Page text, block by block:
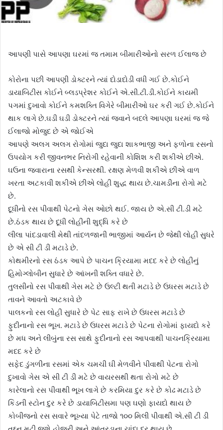
આપણી પાસે આપણા ઘરમાં જ તમામ બીમારીઓનો સરળ ઈલાજ છે
કોરોના પછી આપણી ડોક્ટરને ત્યાં દોડાદોડી વધી ગઈ છે.કોઈને
ડાયાબિટીસ કોઈને બ્લડપ્રેશર કોઈને એ.સી.ટી.ડી.કોઈને કાયમી
પગમાં દુખાવો કોઈને કમશક્તિ વિગેરે બીમારીઓ ઘર કરી ગઈ છે.કોઈને
થાક લાગે છે.ઘડી ઘડી ડોક્ટરને ત્યાં જવાને બદલે આપણા ઘરમાં જ જે
ઈલાજો મોજુદ છે એ જોઈએ
આપણે અલગ અલગ રોગોમાં જુદા જુદા શાકભાજી અને ફળોના રસનો
ઉપયોગ કરી જીવનભર નિરોગી રહેવાની કોશિશ કરી શકીએ છીએ.
ઘઉના જવારાના રસથી કેન્સરથી. રક્ષણ મેળવી શકીએ છીએ વાળ
ખરતા અટકાવી શકીએ છીએ લોહી શુદ્ધ થાય છે.ચામડીના રોગો મટે
છે.
દૂધીનો રસ પીવાથી પેટનો ગેસ ઓછો થઈ. જાય છે એ.સી ટી.ડી મટે
છે.ઠંડક થાય છે દૂધી લોહીની શુદ્ધિ કરે છે
લીલા પાંદડાવાલી મેથી તાંદળજાની ભાજીમાં આર્યન છે જેથી લોહી સુધરે
છે એ સી ટી ડી મટાડે છે.
કોથમીરનો રસ ઠંડક આપે છે પાચન ક્રિયામા મદદ કરે છે લોહીનું
હિમોગ્લોબીન સુધારે છે આંખની શક્તિ વધારે છે.
તુલસીનો રસ પીવાથી ગેસ મટે છે ઉલ્ટી થતી મટાડે છે ઉધરસ મટાડે છે
તાવને આવતો અટકાવે છે
પાલકનો રસ લોહી સુધારે છે પેટ સાફ રાખે છે ઉધરસ મટાડે છે
ફુદીનાનો રસ ભૂખ. મટાડે છે ઉધરસ મટાડે છે પેટના રોગોમાં ફાયદો કરે
છે મધ અને લીબુંના રસ સાથે ફુદીનાનો રસ આપવાથી પાચનક્રિયામા
મદદ કરે છે
સફેદ ડુંગળીના રસમાં એક ચમચી ઘી મેળવીને પીવાથી પેટના રોગો
દુખાવો ગેસ એ સી ટી ડી મટે છે વાયરસથી થતા રોગો મટે છે
કારેલાનો રસ પીવાથી ભૂખ લાગે છે કરમિયા દુર કરે છે કોઢ મટાડે છે
કિડની સ્ટોન દુર કરે છે ડાયાબિટીસમા પણ ઘણો ફાયદો થાય છે
કોબીજનો રસ સવારે ભૂખ્યા પેટે તાજો ૧૦૦ મિલી પીવાથી એ.સી ટી ડી